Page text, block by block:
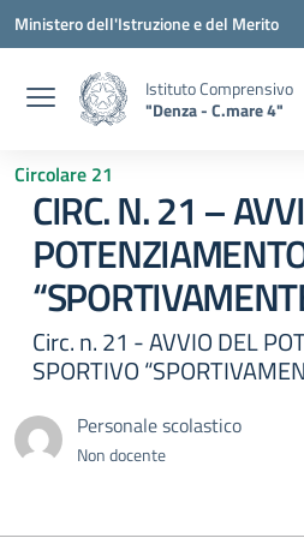
Vai ai contenuti
Vai al menu di navigazione
Vai al footer
Ministero dell'Istruzione e del Merito
Istituto Comprensivo
"Denza - C.mare 4"
Circolare 21
CIRC. N. 21 –
Circ. n. 21 - AVVIO DEL
SPORTIVO
Personale scolastico
Non docente